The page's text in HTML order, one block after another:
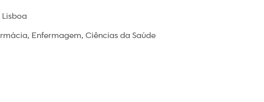
Lisboa
Enfermagem, Ciências da Saúde